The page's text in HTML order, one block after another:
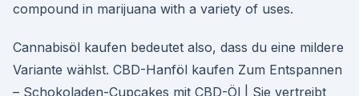
compound in marijuana with a variety of uses.
Cannabisöl kaufen bedeutet also, dass du eine mildere
Variante wählst. CBD-Hanföl kaufen Zum Entspannen
– Schokoladen-Cupcakes mit CBD-Öl | Sie vertreibt